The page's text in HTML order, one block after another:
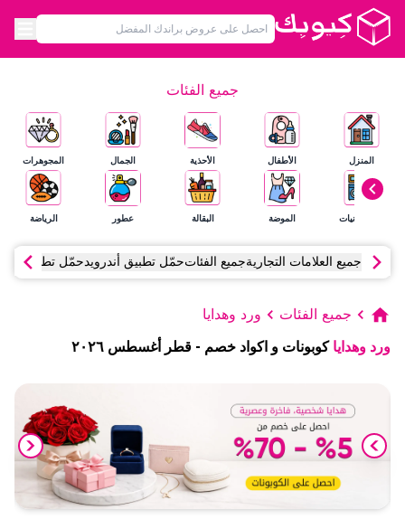
جميع الفئات
المنزل
الإلكترونيات
الأطفال
الموضة
الأحذية
البقالة
الجمال
عطور
المجوهرات
الرياضة
جميع العلامات التجاريةجميع الفئاتحمّل تطبيق أندرويدحمّل تطبيق آي
جميع الفئات ورد وهدايا
ورد وهدايا كوبونات و اكواد خصم - قطر أغسطس ٢٠٢٦